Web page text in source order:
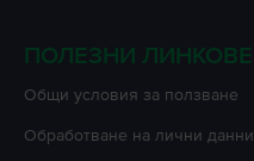
ПОЛЕЗНИ ЛИНКОВЕ
Oбщи условия за ползване
Oбработване на лични данни